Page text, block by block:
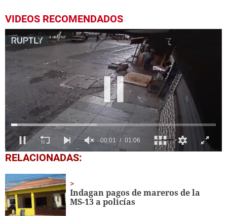
VIDEOS RECOMENDADOS
0
seconds
1
minute,
6
seconds
RELACIONADAS:
Indagan pagos de mareros de la
MS-13 a policías